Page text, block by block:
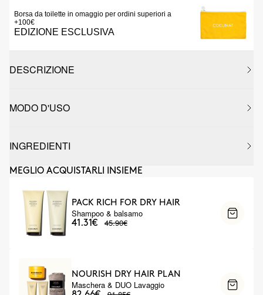
Borsa da toilette in omaggio per ordini superiori a
+100€
EDIZIONE ESCLUSIVA
DESCRIZIONE
MODO D'USO
INGREDIENTI
MEGLIO ACQUISTARLI INSIEME
PACK RICH FOR DRY HAIR
Shampoo & balsamo
41.31€ 45.90€
NOURISH DRY HAIR PLAN
Maschera & DUO Lavaggio